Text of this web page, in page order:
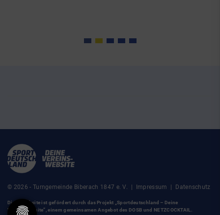
© 2026 - Turngemeinde Biberach 1847 e. V. | Impressum Datenschutz
Diese Website ist gefördert durch das Projekt „Sportdeutschland – Deine
Vereinswebsite”, einem gemeinsamen Angebot des DOSB und NETZCOCKTAIL.